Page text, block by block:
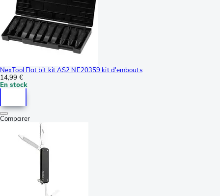
NexTool Flat bit kit AS2 NE20359 kit d'embouts
14,99 €
En stock
Comparer